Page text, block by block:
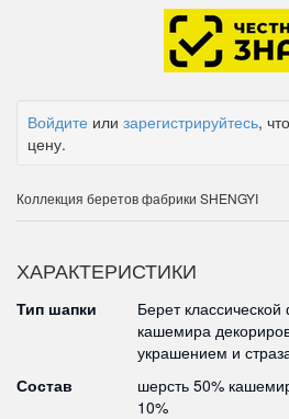
Войдите или зарегистрируйтесь,
цену.
Коллекция беретов фабрики SHENGYI
ХАРАКТЕРИСТИКИ
Тип шапки
Берет
кашемира
украшением и
Состав
шерсть 50%
10%